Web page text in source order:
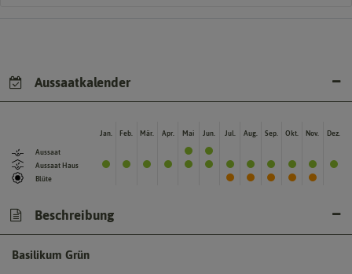
Aussaatkalender
Aussaat
Aussaat Haus
Blüte
Jan. Feb. Mär. Apr. Mai Jun. Jul. Aug. Sep. Okt. Nov. Dez.
Beschreibung
Basilikum Grün